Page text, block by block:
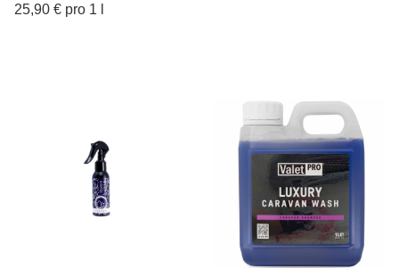
25,90 € pro 1 l